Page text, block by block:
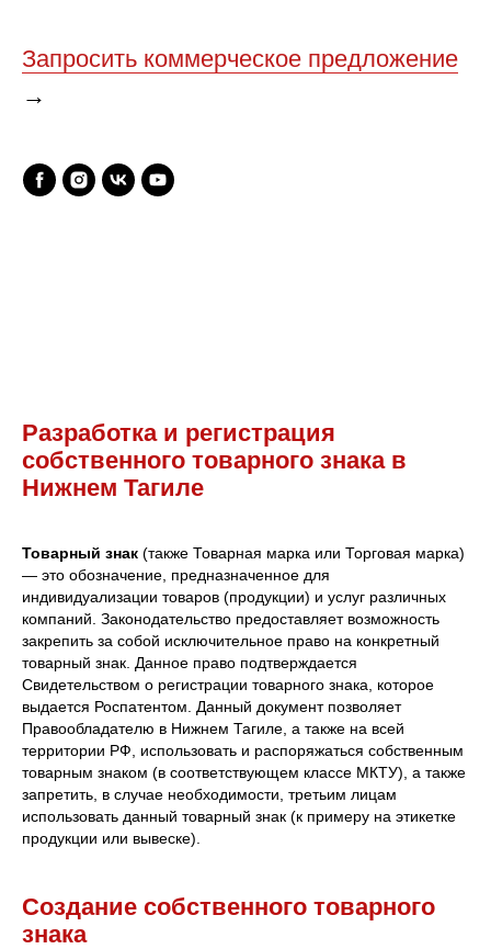
Запросить коммерческое предложение
→
Разработка и регистрация
собственного товарного знака в
Нижнем Тагиле
Товарный знак (также Товарная марка или Торговая марка)
— это обозначение, предназначенное для
индивидуализации товаров (продукции) и услуг различных
компаний. Законодательство предоставляет возможность
закрепить за собой исключительное право на конкретный
товарный знак. Данное право подтверждается
Свидетельством о регистрации товарного знака, которое
выдается Роспатентом. Данный документ позволяет
Правообладателю в Нижнем Тагиле, а также на всей
территории РФ, использовать и распоряжаться собственным
товарным знаком (в соответствующем классе МКТУ), а также
запретить, в случае необходимости, третьим лицам
использовать данный товарный знак (к примеру на этикетке
продукции или вывеске).
Создание собственного товарного
знака